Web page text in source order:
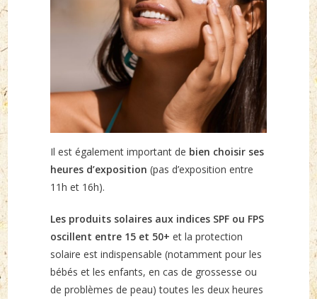
Il est également important de bien choisir ses
heures d’exposition (pas d’exposition entre
11h et 16h).
Les produits solaires aux indices SPF ou FPS
oscillent entre 15 et 50+ et la protection
solaire est indispensable (notamment pour les
bébés et les enfants, en cas de grossesse ou
de problèmes de peau) toutes les deux heures